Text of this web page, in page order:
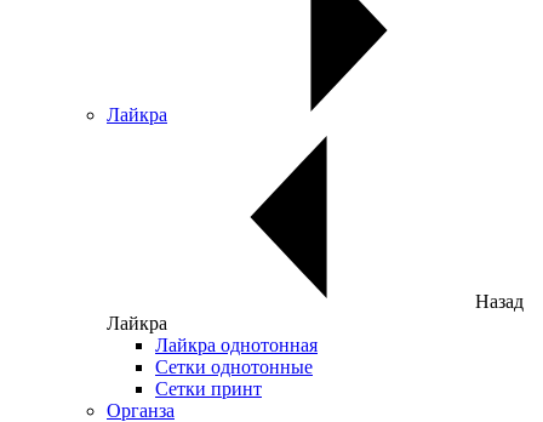
Лайкра
Назад
Лайкра
Лайкра однотонная
Сетки однотонные
Сетки принт
Органза